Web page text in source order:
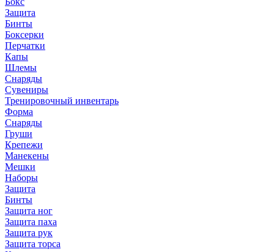
Защита
Бинты
Боксерки
Перчатки
Капы
Шлемы
Снаряды
Сувениры
Тренировочный инвентарь
Форма
Снаряды
Груши
Крепежи
Манекены
Мешки
Наборы
Защита
Бинты
Защита ног
Защита паха
Защита рук
Защита торса